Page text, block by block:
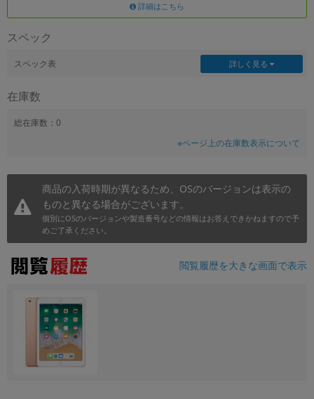
詳細はこちら
スペック
スペック表 詳しく見る
在庫数
総在庫数：0
※ページ上の在庫数表示について
商品の入荷時期が異なるため、OSのバージョンは表示の
ものと異なる場合がございます。
個別にOSのバージョンや製造番号などの情報はお答えできかねますので予
めご了承ください。
閲覧履歴を大きな画面で表示
メモリ
円 ～ 円
発売日
各項目のチェックボックスは「or検索」となります。